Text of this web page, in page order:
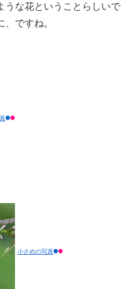
うな花ということらしいで
ですね。
小さめの写真